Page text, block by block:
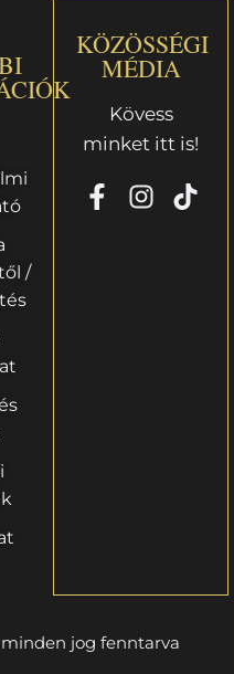
/
KÖZÖSSÉGI
MÉDIA
Kövess
minket itt is!
jog fenntarva